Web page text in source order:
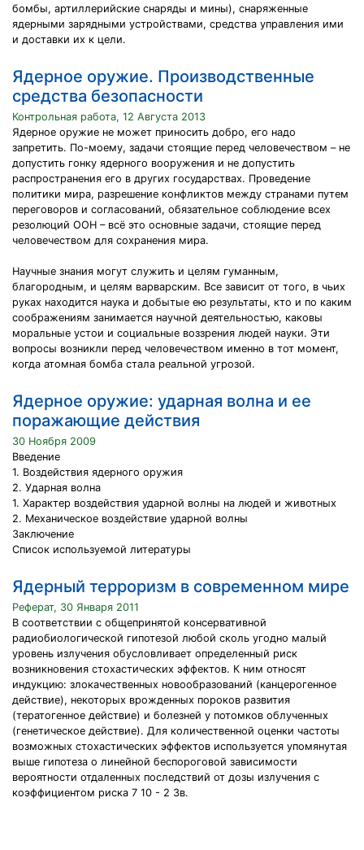
бомбы, артиллерийские снаряды и мины), снаряженные
ядерными зарядными устройствами, средства управления ими
и доставки их к цели.
Ядерное оружие. Производственные
средства безопасности
Контрольная работа, 12 Августа 2013
Ядерное оружие не может приносить добро, его надо
запретить. По-моему, задачи стоящие перед человечеством – не
допустить гонку ядерного вооружения и не допустить
распространения его в других государствах. Проведение
политики мира, разрешение конфликтов между странами путем
переговоров и согласований, обязательное соблюдение всех
резолюций ООН – всё это основные задачи, стоящие перед
человечеством для сохранения мира.
Научные знания могут служить и целям гуманным,
благородным, и целям варварским. Все зависит от того, в чьих
руках находится наука и добытые ею результаты, кто и по каким
соображениям занимается научной деятельностью, каковы
моральные устои и социальные воззрения людей науки. Эти
вопросы возникли перед человечеством именно в тот момент,
когда атомная бомба стала реальной угрозой.
Ядерное оружие: ударная волна и ее
поражающие действия
30 Ноября 2009
Введение
1. Воздействия ядерного оружия
2. Ударная волна
1. Характер воздействия ударной волны на людей и животных
2. Механическое воздействие ударной волны
Заключение
Список используемой литературы
Ядерный терроризм в современном мире
Реферат, 30 Января 2011
В соответствии с общепринятой консервативной
радиобиологической гипотезой любой сколь угодно малый
уровень излучения обусловливает определенный риск
возникновения стохастических эффектов. К ним относят
индукцию: злокачественных новообразований (канцерогенное
действие), некоторых врожденных пороков развития
(тератогенное действие) и болезней у потомков облученных
(генетическое действие). Для количественной оценки частоты
возможных стохастических эффектов используется упомянутая
выше гипотеза о линейной беспороговой зависимости
вероятности отдаленных последствий от дозы излучения с
коэффициентом риска 7 10 - 2 Зв.